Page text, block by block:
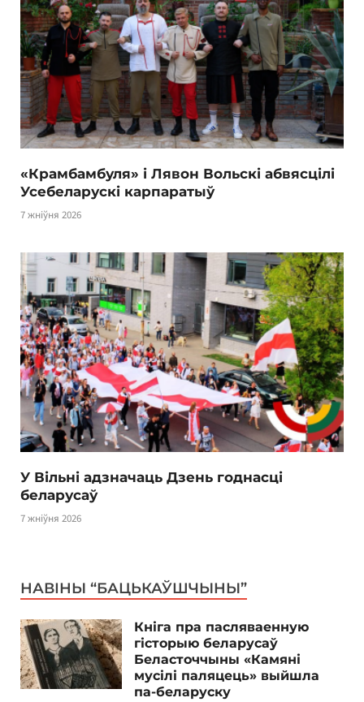
«Крамбамбуля» і Лявон Вольскі абвясцілі
Усебеларускі карпаратыў
7 жніўня 2026
У Вільні адзначаць Дзень годнасці
беларусаў
7 жніўня 2026
НАВІНЫ “БАЦЬКАЎШЧЫНЫ”
Кніга пра пасляваенную
гісторыю беларусаў
Беласточчыны «Камяні
мусілі паляцець» выйшла
па-беларуску